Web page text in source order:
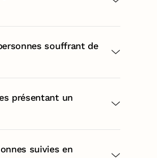
souffrant de
présentant un
suivies en